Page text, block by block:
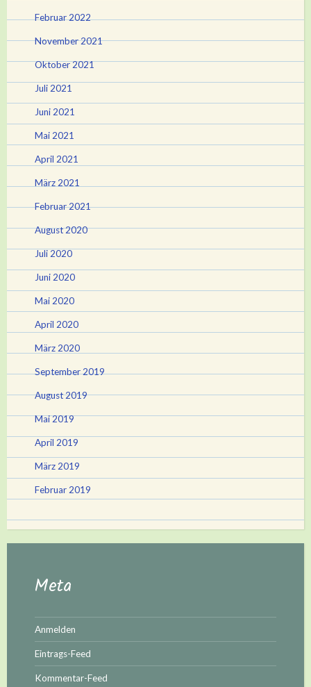
Februar 2022
November 2021
Oktober 2021
Juli 2021
Juni 2021
Mai 2021
April 2021
März 2021
Februar 2021
August 2020
Juli 2020
Juni 2020
Mai 2020
April 2020
März 2020
September 2019
August 2019
Mai 2019
April 2019
März 2019
Februar 2019
Meta
Anmelden
Eintrags-Feed
Kommentar-Feed